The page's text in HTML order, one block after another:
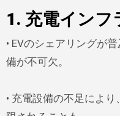
1. 充電インフ
• EVのシェアリングが
備が不可欠。
• 充電設備の不足によ